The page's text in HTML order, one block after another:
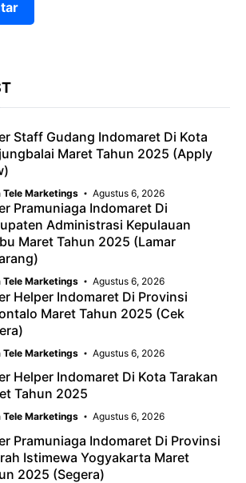
Staff Gudang Indomaret Di Kota
Maret Tahun 2025 (Apply
Tele Marketings Agustus 6, 2026
Pramuniaga Indomaret Di
Administrasi Kepulauan
Maret Tahun 2025 (Lamar
Tele Marketings Agustus 6, 2026
Helper Indomaret Di Provinsi
Maret Tahun 2025 (Cek
Tele Marketings Agustus 6, 2026
Helper Indomaret Di Kota Tarakan
Tahun 2025
Tele Marketings Agustus 6, 2026
Pramuniaga Indomaret Di Provinsi
Istimewa Yogyakarta Maret
2025 (Segera)